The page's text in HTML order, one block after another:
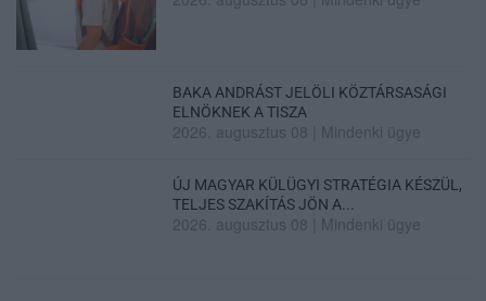
BAKA ANDRÁST JELÖLI KÖZTÁRSASÁGI
ELNÖKNEK A TISZA
2026. augusztus 08 Mindenki ügye
ÚJ MAGYAR KÜLÜGYI STRATÉGIA KÉSZÜL,
TELJES SZAKÍTÁS JÖN A...
2026. augusztus 08 Mindenki ügye